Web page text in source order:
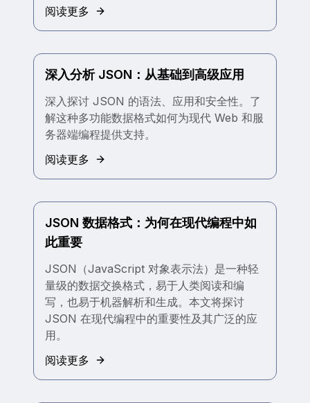
阅读更多
深入分析 JSON：从基础到高级应用
深入探讨 JSON 的语法、应用和安全性。了
解这种多功能数据格式如何为现代 Web 和服
务器端编程提供支持。
阅读更多
JSON 数据格式：为何在现代编程中如
此重要
JSON（JavaScript 对象表示法）是一种轻
量级的数据交换格式，易于人类阅读和编
写，也易于机器解析和生成。本文将探讨
JSON 在现代编程中的重要性及其广泛的应
用。
阅读更多